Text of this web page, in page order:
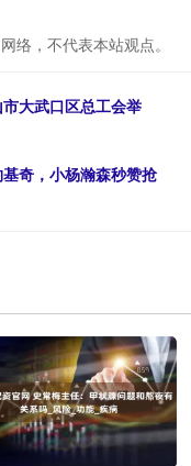
络，不代表本站观点。
大武口区总工会举
奇，小杨瀚森秒赞抢